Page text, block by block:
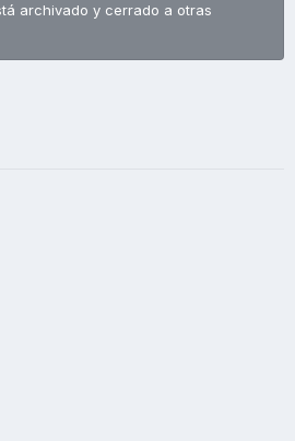
archivado y cerrado a otras